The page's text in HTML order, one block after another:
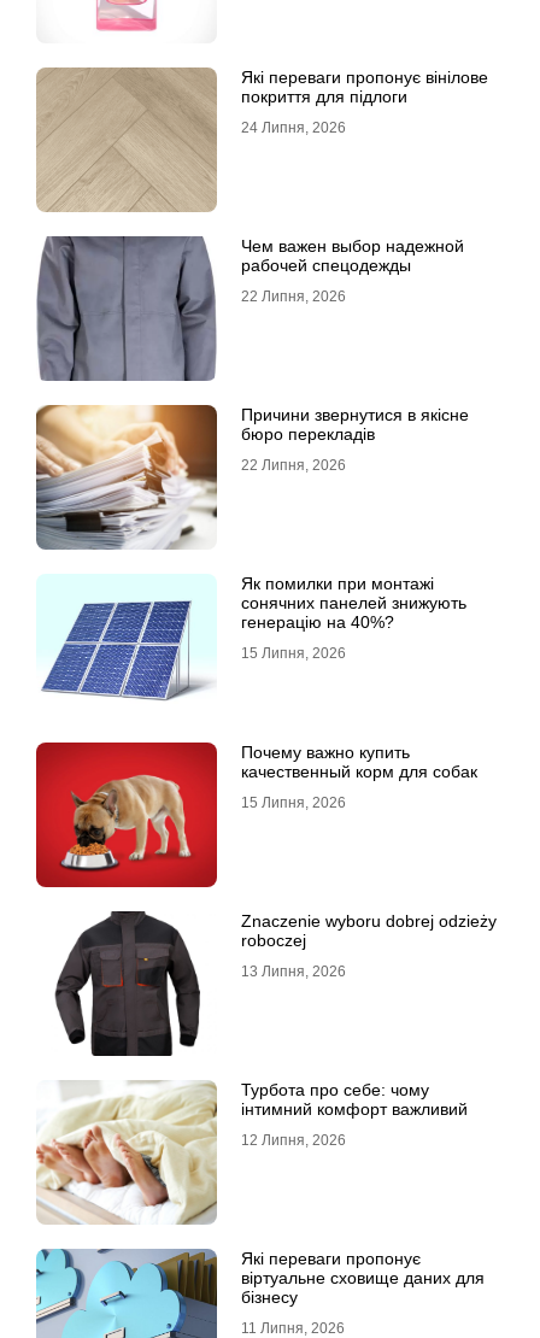
Які переваги пропонує вінілове
покриття для підлоги
24 Липня, 2026
Чем важен выбор надежной
рабочей спецодежды
22 Липня, 2026
Причини звернутися в якісне
бюро перекладів
22 Липня, 2026
Як помилки при монтажі
сонячних панелей знижують
генерацію на 40%?
15 Липня, 2026
Почему важно купить
качественный корм для собак
15 Липня, 2026
Znaczenie wyboru dobrej odzieży
roboczej
13 Липня, 2026
Турбота про себе: чому
інтимний комфорт важливий
12 Липня, 2026
Які переваги пропонує
віртуальне сховище даних для
бізнесу
11 Липня, 2026